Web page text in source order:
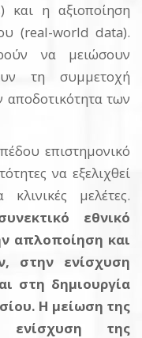
και η αξιοποίηση
(real-world data).
να μειώσουν
τη συμμετοχή
αποδοτικότητα των
επιστημονικό
να εξελιχθεί
μελέτες.
εθνικό
απλοποίηση και
στην ενίσχυση
στη δημιουργία
Η μείωση της
ενίσχυση της